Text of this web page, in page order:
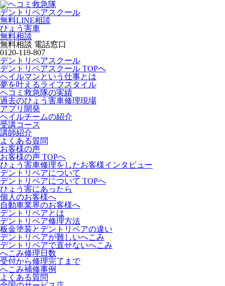
デントリペアスクール
無料LINE相談
ひょう害車
無料相談
無料相談 電話窓口
0120-119-807
デントリペアスクール
デントリペアスクール TOPへ
ヘイルマンという仕事とは
夢を叶えるライフスタイル
ヘコミ救急隊の実績
過去のひょう害車修理現場
アプリ開発
ヘイルチームの紹介
受講コース
講師紹介
よくある質問
お客様の声
お客様の声 TOPへ
ひょう害車修理をしたお客様インタビュー
デントリペアについて
デントリペアについて TOPへ
ひょう害にあったら
個人のお客様へ
自動車業界のお客様へ
デントリペアとは
デントリペア修理方法
板金塗装とデントリペアの違い
デントリペアが難しいへこみ
デントリペアで直せないへこみ
へこみ修理日数
受付から修理完了まで
へこみ補修事例
よくある質問